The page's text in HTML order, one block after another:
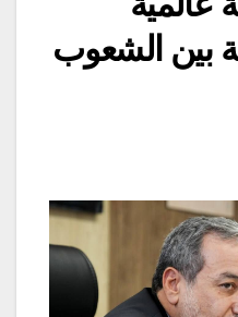
بين الشعوب